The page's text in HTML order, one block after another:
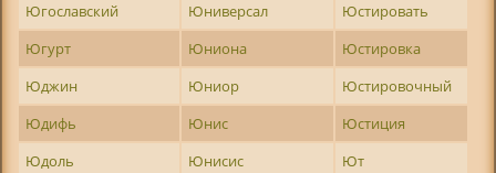
Югославский
Юниверсал
Юстировать
Югурт
Юниона
Юстировка
Юджин
Юниор
Юстировочный
Юдифь
Юнис
Юстиция
Юдоль
Юнисис
Ют